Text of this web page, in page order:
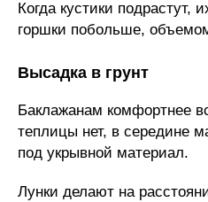
Когда кустики подрастут,
горшки побольше,
Высадка в грунт
Баклажанам комфортнее
теплицы нет, в середине
под укрывной материал.
Лунки делают на